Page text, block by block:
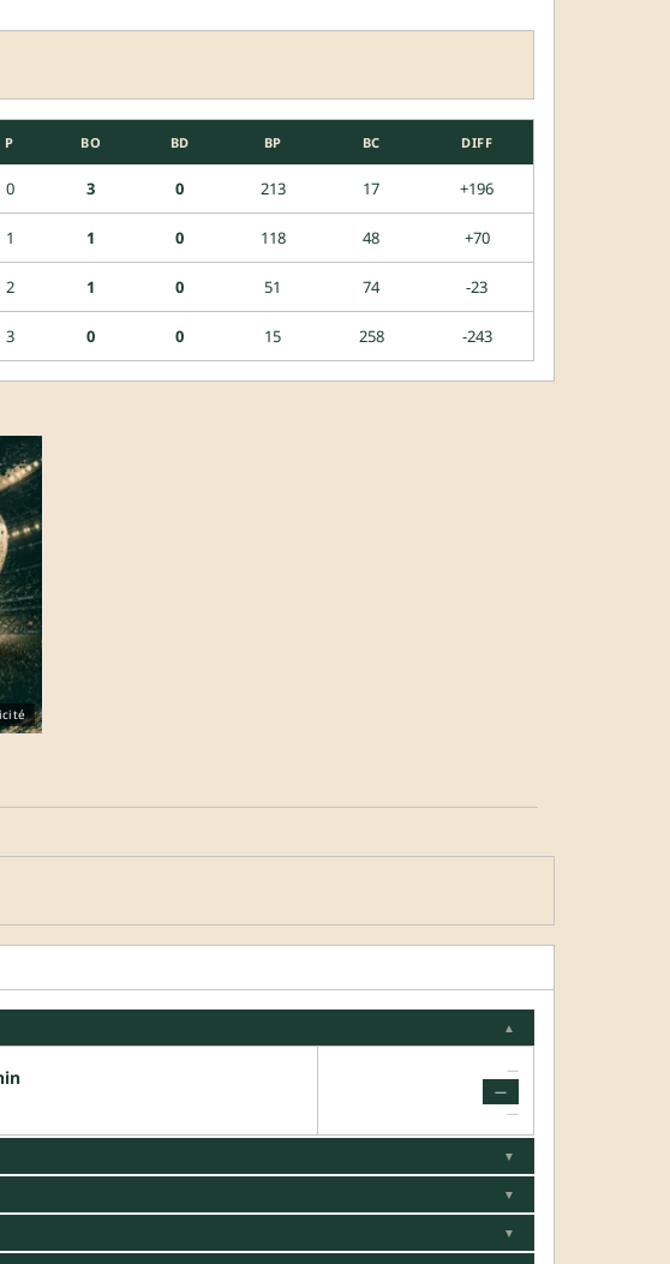
P BO BD BP BC DIFF
0 3 0 213 17 +196
1 1 0 118 48 +70
2 1 0 51 74 -23
3 0 0 15 258 -243
▲
—
—
—
▼
▼
▼